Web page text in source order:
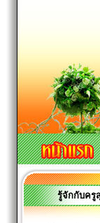
รู้จักกับครู